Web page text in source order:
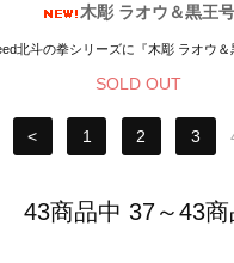
木彫 ラオウ＆黒王号
北斗の拳シリーズに『木彫 ラオウ＆
SOLD OUT
< 1 2 3
43商品中 37～43商